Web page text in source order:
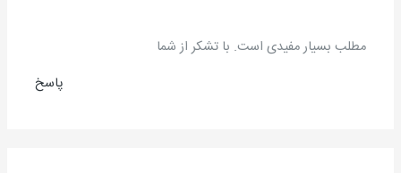
مطلب بسیار مفیدی است. با تشکر از شما
پاسخ